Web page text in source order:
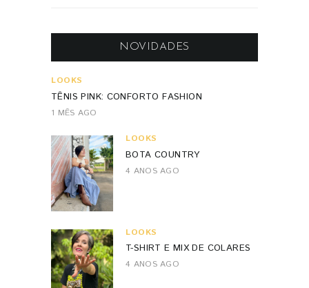
NOVIDADES
LOOKS
TÊNIS PINK: CONFORTO FASHION
1 MÊS AGO
LOOKS
BOTA COUNTRY
4 ANOS AGO
LOOKS
T-SHIRT E MIX DE COLARES
4 ANOS AGO